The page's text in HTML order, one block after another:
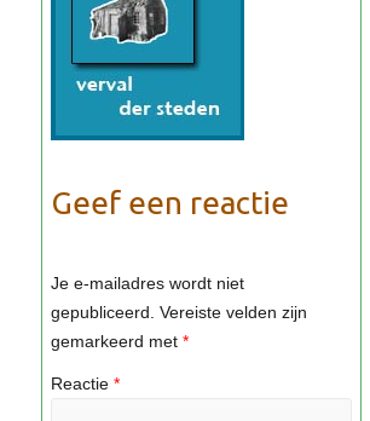
Geef een reactie
Je e-mailadres wordt niet
gepubliceerd. Vereiste velden zijn
gemarkeerd met *
Reactie *